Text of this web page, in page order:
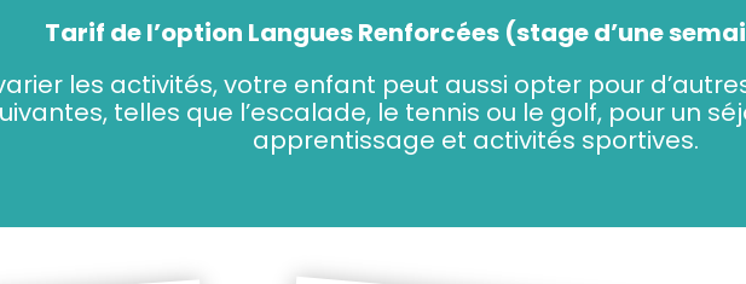
Tarif de l’option Langues Renforcées (stage d’une
les activités, votre enfant peut aussi opter pour
telles que l’escalade, le tennis ou le golf, pour un
apprentissage et activités sportives.